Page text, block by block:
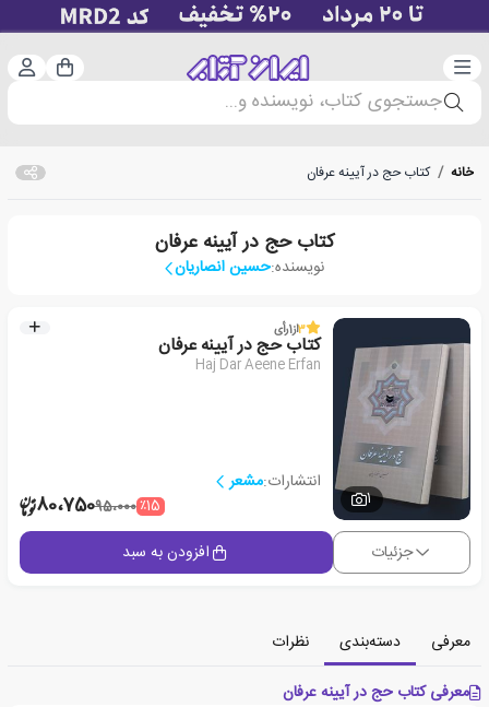
دسته‌بندی سبد
جستجوی کتاب، نویسنده و...
خانه / کتاب حج در آیینه عرفان
کتاب حج در آیینه عرفان
نویسنده:حسین انصاریان
1
3از1رأی
کتاب حج در آیینه عرفان
Haj Dar Aeene Erfan
انتشارات:مشعر
٪1595،00080،750
جزئیات افزودن به سبد
معرفی دسته‌بندی
نظرات
معرفی کتاب حج در آیینه عرفان